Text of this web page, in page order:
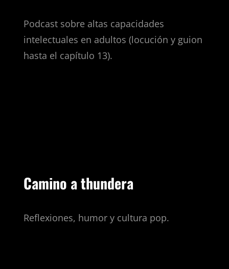
Podcast sobre altas capacidades
intelectuales en adultos (locución y guion
hasta el capítulo 13).
Camino a thundera
Reflexiones, humor y cultura pop.